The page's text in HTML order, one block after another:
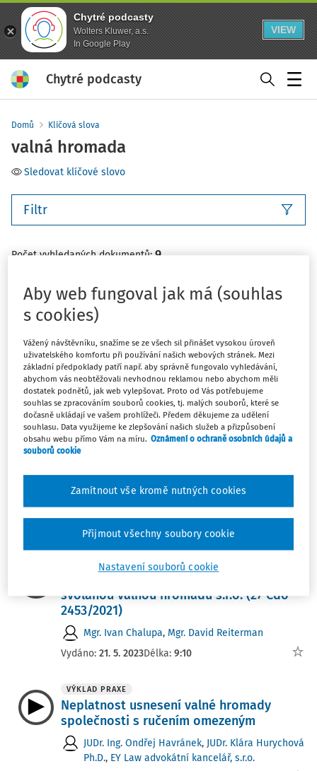
Chytré podcasty
Wolters Kluwer, a.s.
In Google Play
VIEW
Chytré podcasty
Domů Klíčová slova
valná hromada
Sledovat klíčové slovo
Filtr
Počet vyhledaných dokumentů: 9
VÝKLAD PRAXE
společnosti s ručením omezeným
JUDr. Klára Hurychová Ph.D.,EY Law advokátní
kancelář, s.r.o.,JUDr. Ing. Ondřej Havránek
Vydáno:23. 6. 2024 Délka: 07:30
VÝKLAD PRAXE
Rozhodování jediného společníka v
JUDr. Ing. Ondřej Havránek,JUDr. Klára Hurychová
Ph.D.,EY Law advokátní kancelář, s.r.o.
Vydáno:
21. 5. 2023 Délka: 6:16
JUDIKATURA
svolanou valnou hromadu s.r.o. (27 Cdo
2453/2021)
Mgr. Ivan Chalupa, Mgr. David Reiterman
Vydáno: 21. 5. 2023Délka: 9:10
VÝKLAD PRAXE
Neplatnost usnesení valné hromady
společnosti s ručením omezeným
JUDr. Ing. Ondřej Havránek, JUDr. Klára Hurychová
Ph.D., EY Law advokátní kancelář, s.r.o.
Aby web fungoval jak má (souhlas
s cookies)
Vážený návštěvníku, snažíme se ze všech sil přinášet vysokou úroveň
uživatelského komfortu při používání našich webových stránek. Mezi
základní předpoklady patří např. aby správně fungovalo vyhledávání,
abychom vás neobtěžovali nevhodnou reklamou nebo abychom měli
dostatek podnětů, jak web vylepšovat. Proto od Vás potřebujeme
souhlas se zpracováním souborů cookies, tj. malých souborů, které se
dočasně ukládají ve vašem prohlížeči. Předem děkujeme za udělení
souhlasu. Data využijeme ke zlepšování našich služeb a přizpůsobení
obsahu webu přímo Vám na míru. Oznámení o ochraně osobních údajů a
souborů cookie
Nastavení souborů cookie
Zamítnout vše kromě nutných cookies
Přijmout všechny soubory cookie